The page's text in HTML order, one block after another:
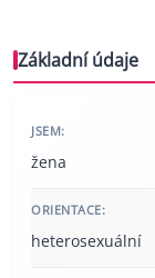
Základní údaje
JSEM:
žena
ORIENTACE:
heterosexuální